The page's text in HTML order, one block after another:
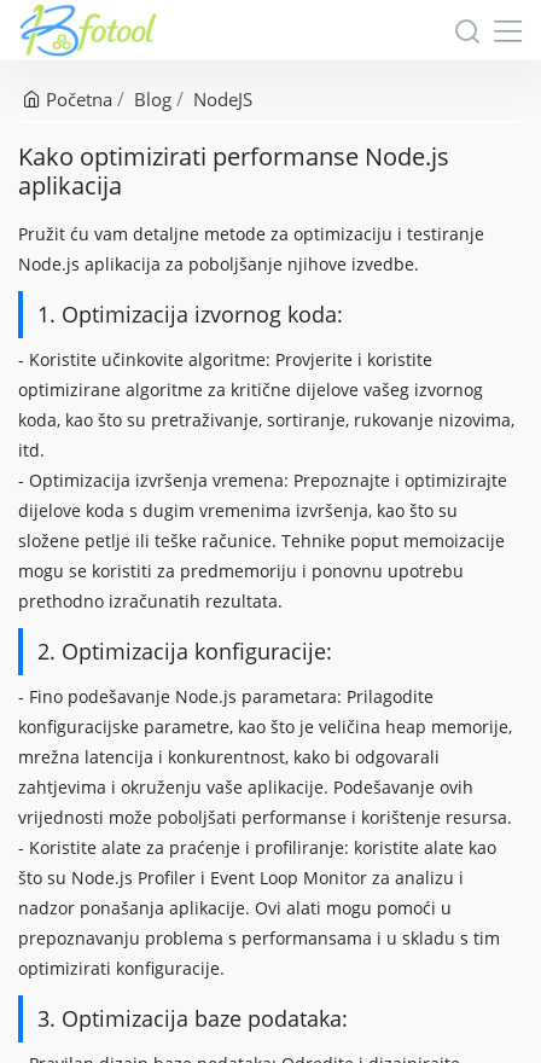
Početna Blog NodeJS
Kako optimizirati performanse Node.js
aplikacija
Pružit ću vam detaljne metode za optimizaciju i testiranje
Node.js aplikacija za poboljšanje njihove izvedbe.
1. Optimizacija izvornog koda:
- Koristite učinkovite algoritme: Provjerite i koristite
optimizirane algoritme za kritične dijelove vašeg izvornog
koda, kao što su pretraživanje, sortiranje, rukovanje nizovima,
itd.
- Optimizacija izvršenja vremena: Prepoznajte i optimizirajte
dijelove koda s dugim vremenima izvršenja, kao što su
složene petlje ili teške računice. Tehnike poput memoizacije
mogu se koristiti za predmemoriju i ponovnu upotrebu
prethodno izračunatih rezultata.
2. Optimizacija konfiguracije:
- Fino podešavanje Node.js parametara: Prilagodite
konfiguracijske parametre, kao što je veličina heap memorije,
mrežna latencija i konkurentnost, kako bi odgovarali
zahtjevima i okruženju vaše aplikacije. Podešavanje ovih
vrijednosti može poboljšati performanse i korištenje resursa.
- Koristite alate za praćenje i profiliranje: koristite alate kao
što su Node.js Profiler i Event Loop Monitor za analizu i
nadzor ponašanja aplikacije. Ovi alati mogu pomoći u
prepoznavanju problema s performansama i u skladu s tim
optimizirati konfiguracije.
3. Optimizacija baze podataka: